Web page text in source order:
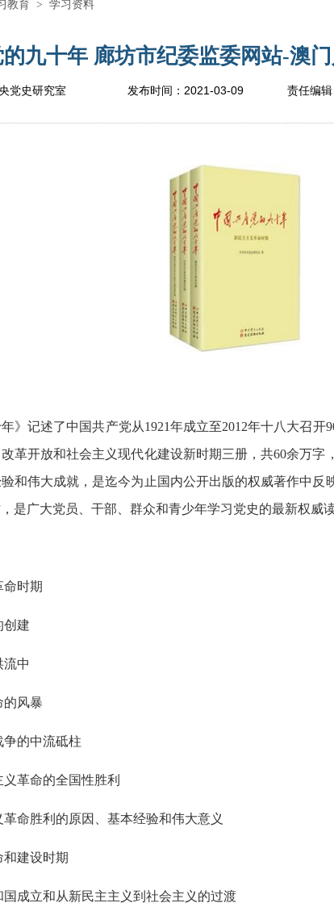
教育 > 学习资料
九十年 廊坊市纪委监委网站-澳
党史研究室 发布时间： 2021-03-09 责任编辑
》记述了中国共产党从1921年成立至2012年十八大召开
革开放和社会主义现代化建设新时期三册，共60余万字
和伟大成就，是迄今为止国内公开出版的权威著作中反
是广大党员、干部、群众和青少年学习党史的最新权威读
时期
建
中
风暴
的中流砥柱
革命的全国性胜利
命胜利的原因、基本经验和伟大意义
建设时期
成立和从新民主主义到社会主义的过渡